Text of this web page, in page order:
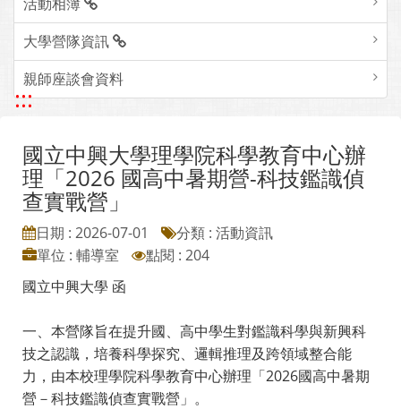
大學營隊資訊
親師座談會資料
:::
國立中興大學理學院科學教育中心辦
理「2026 國高中暑期營-科技鑑識偵
查實戰營」
日期 : 2026-07-01
分類 : 活動資訊
單位 : 輔導室
點閱 : 204
國立中興大學 函
一、本營隊旨在提升國、高中學生對鑑識科學與新興科
技之認識，培養科學探究、邏輯推理及跨領域整合能
力，由本校理學院科學教育中心辦理「2026國高中暑期
營－科技鑑識偵查實戰營」。